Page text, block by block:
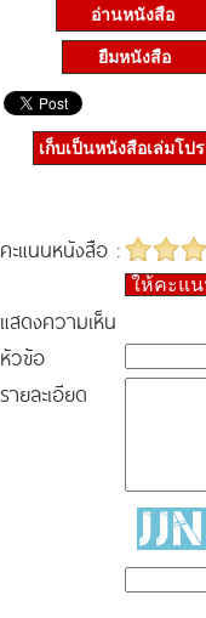
อ่านหนังสือ
ยืมหนังสือ
เก็บเป็นหนังสือเล่มโป
คะแนนหนังสือ :
ให้คะแ
แสดงความเห็น
หัวข้อ
รายละเอียด